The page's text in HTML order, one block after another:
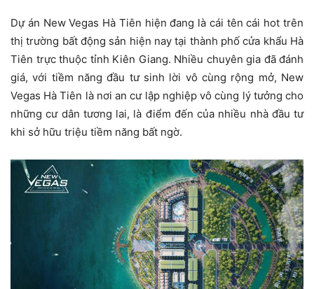
Dự án New Vegas Hà Tiên hiện đang là cái tên cái hot trên
thị trường bất động sản hiện nay tại thành phố cửa khẩu Hà
Tiên trực thuộc tỉnh Kiên Giang. Nhiều chuyên gia đã đánh
giá, với tiềm năng đầu tư sinh lời vô cùng rộng mở, New
Vegas Hà Tiên là nơi an cư lập nghiệp vô cùng lý tưởng cho
những cư dân tương lai, là điểm đến của nhiều nhà đầu tư
khi sở hữu triệu tiềm năng bất ngờ.